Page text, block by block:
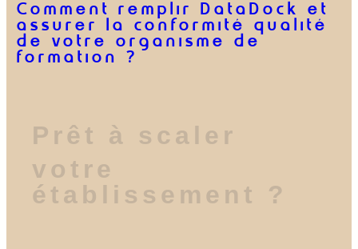
Comment remplir DataDock et
assurer la conformité qualité
de votre organisme de
formation ?
Prêt à scaler
Prêt à scaler
votre
établissement ?
votre
établissement ?